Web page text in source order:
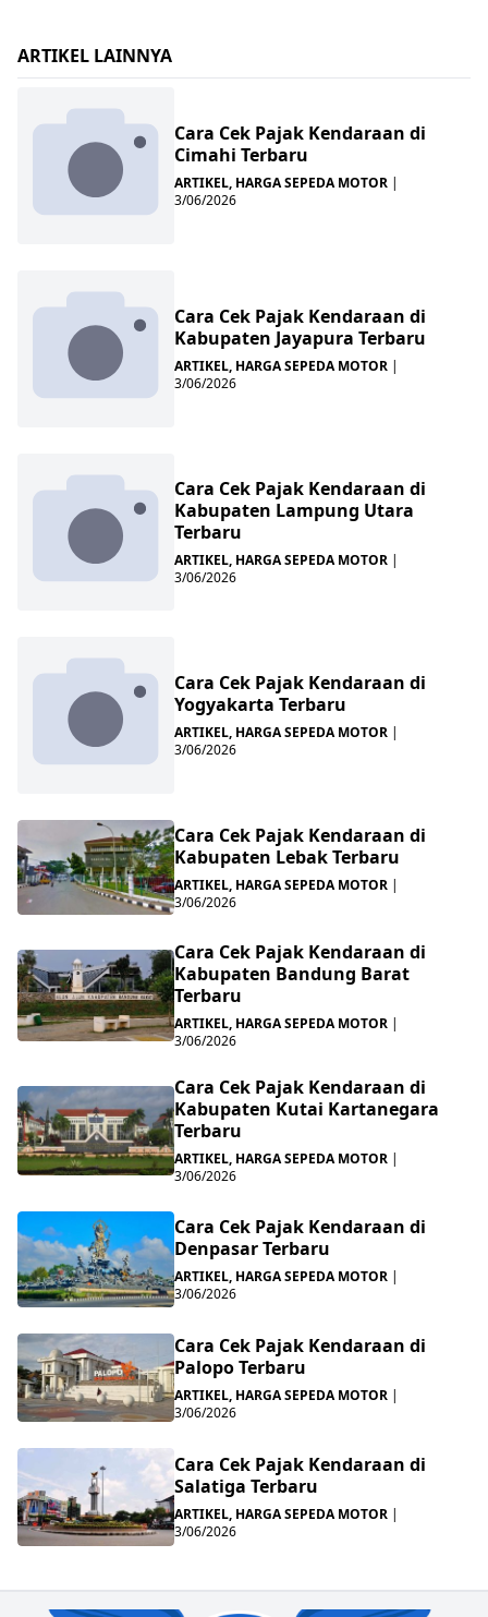
ARTIKEL LAINNYA
Cara Cek Pajak Kendaraan di
Cimahi Terbaru
ARTIKEL, HARGA SEPEDA MOTOR |
3/06/2026
Cara Cek Pajak Kendaraan di
Kabupaten Jayapura Terbaru
ARTIKEL, HARGA SEPEDA MOTOR |
3/06/2026
Cara Cek Pajak Kendaraan di
Kabupaten Lampung Utara
Terbaru
ARTIKEL, HARGA SEPEDA MOTOR |
3/06/2026
Cara Cek Pajak Kendaraan di
Yogyakarta Terbaru
ARTIKEL, HARGA SEPEDA MOTOR |
3/06/2026
Cara Cek Pajak Kendaraan di
Kabupaten Lebak Terbaru
ARTIKEL, HARGA SEPEDA MOTOR |
3/06/2026
Cara Cek Pajak Kendaraan di
Kabupaten Bandung Barat
Terbaru
ARTIKEL, HARGA SEPEDA MOTOR |
3/06/2026
Cara Cek Pajak Kendaraan di
Kabupaten Kutai Kartanegara
Terbaru
ARTIKEL, HARGA SEPEDA MOTOR |
3/06/2026
Cara Cek Pajak Kendaraan di
Denpasar Terbaru
ARTIKEL, HARGA SEPEDA MOTOR |
3/06/2026
Cara Cek Pajak Kendaraan di
Palopo Terbaru
ARTIKEL, HARGA SEPEDA MOTOR |
3/06/2026
Cara Cek Pajak Kendaraan di
Salatiga Terbaru
ARTIKEL, HARGA SEPEDA MOTOR |
3/06/2026